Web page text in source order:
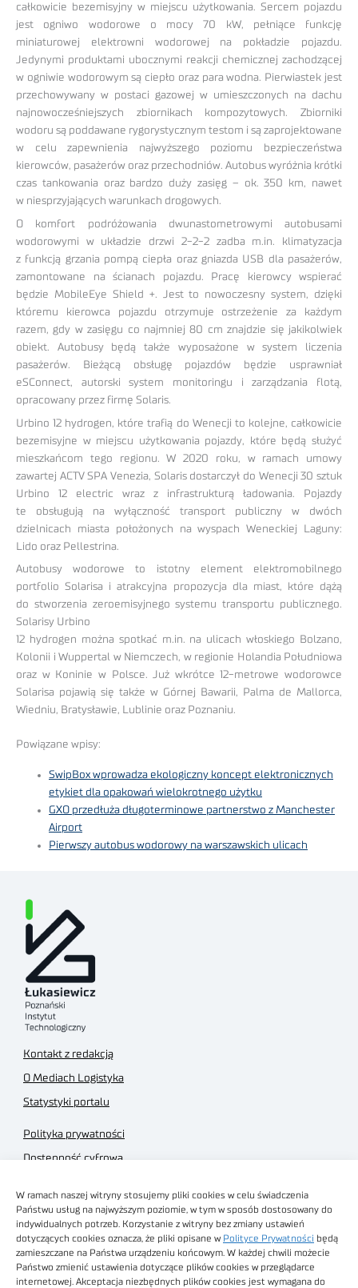
W ramach naszej witryny stosujemy pliki cookies w celu świadczenia
Państwu usług na najwyższym poziomie, w tym w sposób dostosowany do
indywidualnych potrzeb. Korzystanie z witryny bez zmiany ustawień
dotyczących cookies oznacza, że pliki opisane w Polityce Prywatności będą
zamieszczane na Państwa urządzeniu końcowym. W każdej chwili możecie
Państwo zmienić ustawienia dotyczące plików cookies w przeglądarce
internetowej. Akceptacja niezbędnych plików cookies jest wymagana do
całkowicie bezemisyjny w miejscu użytkowania. Sercem pojazdu
jest ogniwo wodorowe o mocy 70 kW, pełniące funkcję
miniaturowej elektrowni wodorowej na pokładzie pojazdu.
Jedynymi produktami ubocznymi reakcji chemicznej zachodzącej
w ogniwie wodorowym są ciepło oraz para wodna. Pierwiastek jest
przechowywany w postaci gazowej w umieszczonych na dachu
najnowocześniejszych zbiornikach kompozytowych. Zbiorniki
wodoru są poddawane rygorystycznym testom i są zaprojektowane
w celu zapewnienia najwyższego poziomu bezpieczeństwa
kierowców, pasażerów oraz przechodniów. Autobus wyróżnia krótki
czas tankowania oraz bardzo duży zasięg – ok. 350 km, nawet
w niesprzyjających warunkach drogowych.
O komfort podróżowania dwunastometrowymi autobusami
wodorowymi w układzie drzwi 2-2-2 zadba m.in. klimatyzacja
z funkcją grzania pompą ciepła oraz gniazda USB dla pasażerów,
zamontowane na ścianach pojazdu. Pracę kierowcy wspierać
będzie MobileEye Shield +. Jest to nowoczesny system, dzięki
któremu kierowca pojazdu otrzymuje ostrzeżenie za każdym
razem, gdy w zasięgu co najmniej 80 cm znajdzie się jakikolwiek
obiekt. Autobusy będą także wyposażone w system liczenia
pasażerów. Bieżącą obsługę pojazdów będzie usprawniał
eSConnect, autorski system monitoringu i zarządzania flotą,
opracowany przez firmę Solaris.
Urbino 12 hydrogen, które trafią do Wenecji to kolejne, całkowicie
bezemisyjne w miejscu użytkowania pojazdy, które będą służyć
mieszkańcom tego regionu. W 2020 roku, w ramach umowy
zawartej ACTV SPA Venezia, Solaris dostarczył do Wenecji 30 sztuk
Urbino 12 electric wraz z infrastrukturą ładowania. Pojazdy
te obsługują na wyłączność transport publiczny w dwóch
dzielnicach miasta położonych na wyspach Weneckiej Laguny:
Lido oraz Pellestrina.
Autobusy wodorowe to istotny element elektromobilnego
portfolio Solarisa i atrakcyjna propozycja dla miast, które dążą
do stworzenia zeroemisyjnego systemu transportu publicznego.
Solarisy Urbino
12 hydrogen można spotkać m.in. na ulicach włoskiego Bolzano,
Kolonii i Wuppertal w Niemczech, w regionie Holandia Południowa
oraz w Koninie w Polsce. Już wkrótce 12-metrowe wodorowce
Solarisa pojawią się także w Górnej Bawarii, Palma de Mallorca,
Wiedniu, Bratysławie, Lublinie oraz Poznaniu.
Powiązane wpisy:
SwipBox wprowadza ekologiczny koncept elektronicznych
etykiet dla opakowań wielokrotnego użytku
GXO przedłuża długoterminowe partnerstwo z Manchester
Airport
Pierwszy autobus wodorowy na warszawskich ulicach
Kontakt z redakcją
O Mediach Logistyka
Statystyki portalu
Polityka prywatności
Dostępność cyfrowa
Regulamin sklepu